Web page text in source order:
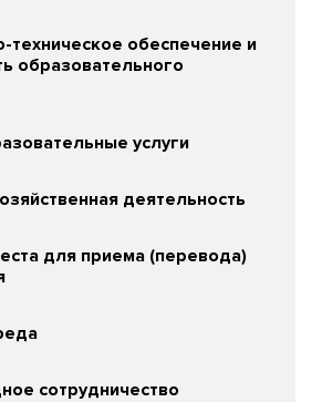
техническое обеспечение и
образовательного
услуги
деятельность
для приема (перевода)
сотрудничество